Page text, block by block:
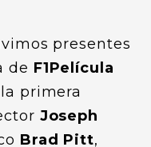
presentes
de F1Película
primera
Joseph
Brad Pitt,